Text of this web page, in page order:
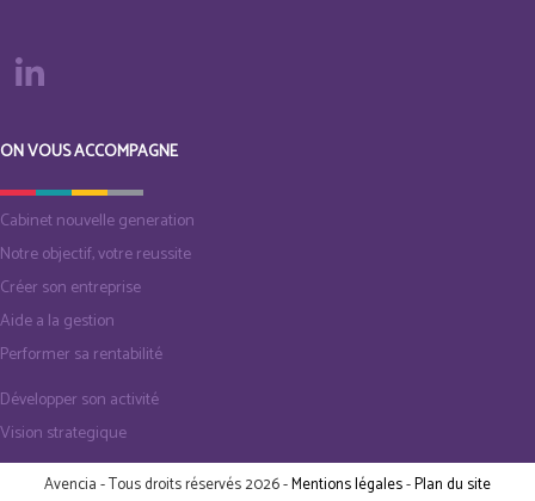
ON VOUS ACCOMPAGNE
Cabinet nouvelle generation
Notre objectif, votre reussite
Créer son entreprise
Aide a la gestion
Performer sa rentabilité
Développer son activité
Vision strategique
Avencia - Tous droits réservés 2026 -Mentions légales-Plan du site